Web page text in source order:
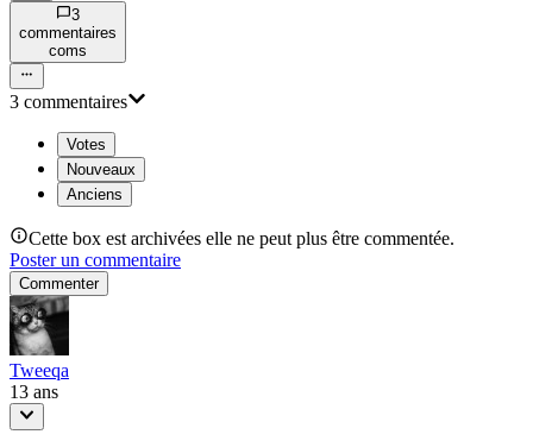
3
commentaires
coms
3 commentaires
Votes
Nouveaux
Anciens
Cette box est archivées elle ne peut plus être commentée.
Poster un commentaire
Commenter
Tweeqa
13 ans